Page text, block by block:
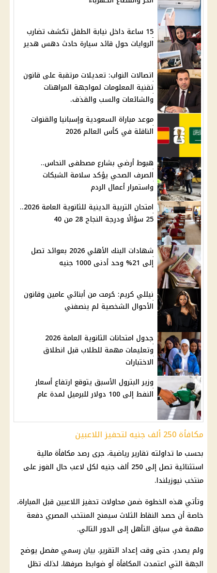
15 ساعة داخل نيابة الطفل تكشف تضارب
الروايات حول قائد سيارة حادث دهس هدير
اتصالات النواب: تعديلات مرتقبة على قانون
تقنية المعلومات لمواجهة المراهنات
والشائعات والسب والقذف.
موعد مباراة السعودية وإسبانيا والقنوات
الناقلة في كأس العالم 2026
هبوط أرضي بشارع مصطفى النحاس..
الصرف الصحي يؤكد سلامة الشبكات
واستمرار أعمال الردم
امتحان التربية الدينية للثانوية العامة 2026..
25 سؤالًا ودرجة النجاح 28 من 40
شهادات البنك الأهلي 2026 بعوائد تصل
إلى 21% وحد أدنى 1000 جنيه
نيللي كريم: حُرمت من أبنائي عامين وقانون
الأحوال الشخصية لم ينصفني
جدول امتحانات الثانوية العامة 2026
وتعليمات مهمة للطلاب قبل انطلاق
الاختبارات
وزير البترول الأسبق يتوقع ارتفاع أسعار
النفط إلى 100 دولار للبرميل لمدة عام
مكافأة 250 ألف جنيه لتحفيز اللاعبين
بحسب ما تداولته تقارير رياضية، جرى رصد مكافأة مالية
استثنائية تصل إلى 250 ألف جنيه لكل لاعب حال الفوز على
منتخب نيوزيلندا.
وتأتي هذه الخطوة ضمن محاولات تحفيز اللاعبين قبل المباراة،
خاصة أن حصد النقاط الثلاث سيمنح المنتخب المصري دفعة
مهمة في سباق التأهل إلى الدور التالي.
ولم يصدر، حتى وقت إعداد التقرير، بيان رسمي مفصل يوضح
الجهة التي اعتمدت المكافأة أو ضوابط صرفها، لذلك تظل